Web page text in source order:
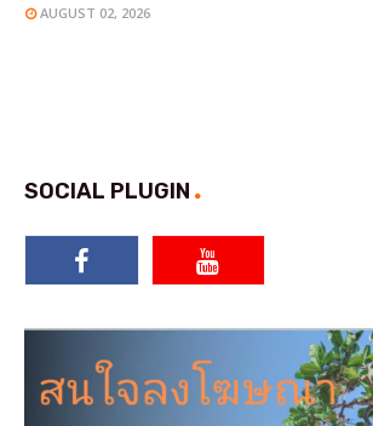
AUGUST 02, 2026
SOCIAL PLUGIN